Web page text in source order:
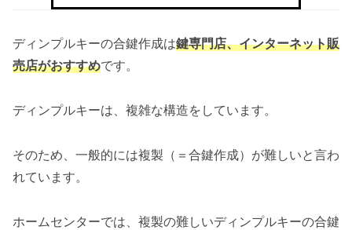
ディンプルキーの合鍵作成は鍵専門店、インターネット販
売店がおすすめです。
ディンプルキーは、複雑な構造をしています。
そのため、一般的には複製（＝合鍵作成）が難しいと言わ
れています。
ホームセンターでは、複製の難しいディンプルキーの合鍵